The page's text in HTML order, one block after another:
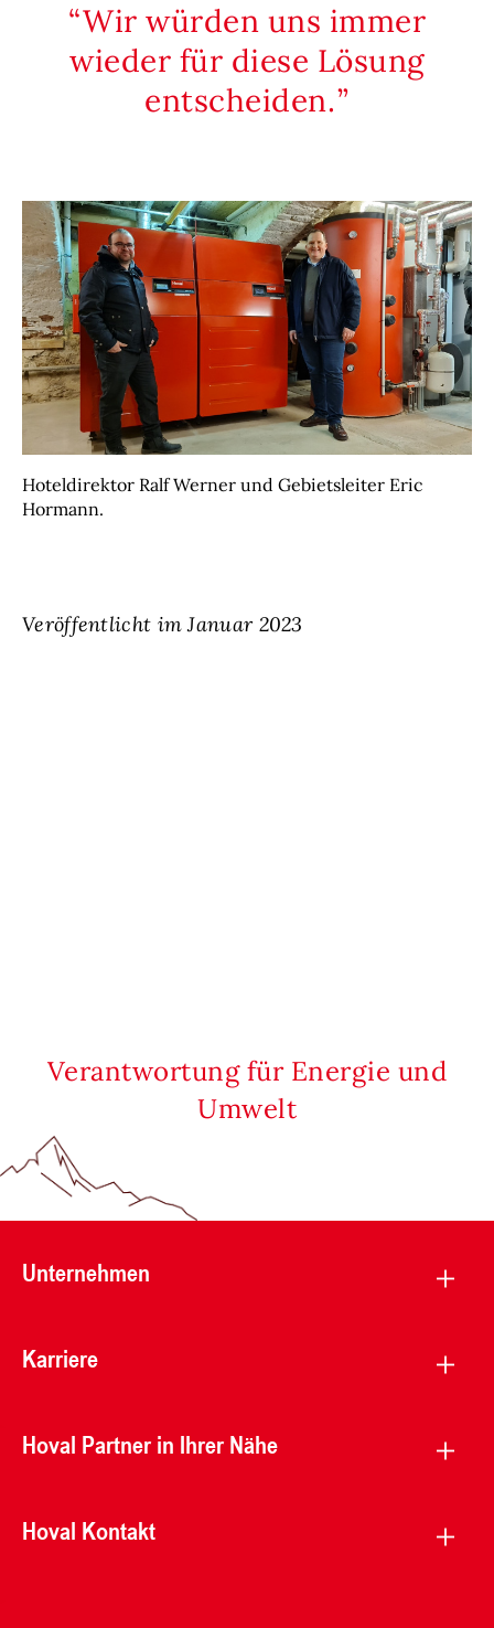
Wir würden uns immer
wieder für diese Lösung
entscheiden.
Hoteldirektor Ralf Werner und Gebietsleiter Eric
Hormann.
Veröffentlicht im Januar 2023
Verantwortung für Energie und
Umwelt
Unternehmen
Karriere
Hoval Partner in Ihrer Nähe
Hoval Kontakt